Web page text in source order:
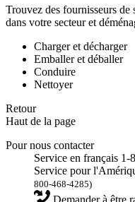
Trouvez des fournisseurs
dans votre secteur et
Charger et décharger
Emballer et déballer
Conduire
Nettoyer
Retour
Haut de la page
Pour nous contacter
Service en français 1-
Service pour
800-468-4285)
Demander à être